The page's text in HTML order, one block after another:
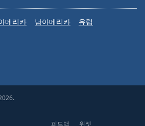
메리카 남아메리카
유럽
피드백 위젯